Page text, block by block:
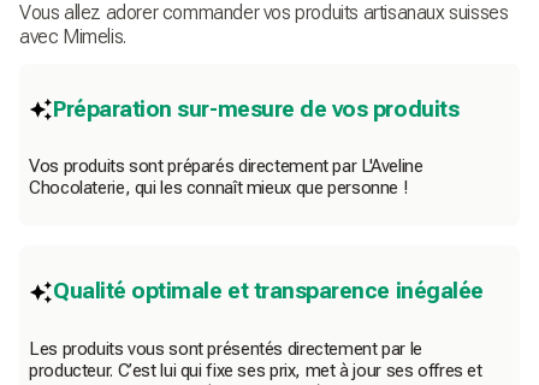
Vous allez adorer commander vos produits artisanaux suisses
avec Mimelis.
Préparation sur-mesure de vos produits
Vos produits sont préparés directement par L'Aveline
Chocolaterie, qui les connaît mieux que personne !
Qualité optimale et transparence inégalée
Les produits vous sont présentés directement par le
producteur. C’est lui qui fixe ses prix, met à jour ses offres et